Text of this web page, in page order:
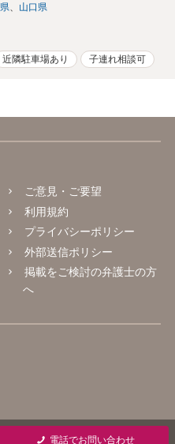
山口県
近隣駐車場あり 子連れ相談可
電話でお問い合わせ
ご意見・ご要望
利用規約
プライバシーポリシー
外部送信ポリシー
掲載をご検討の弁護士の方
へ